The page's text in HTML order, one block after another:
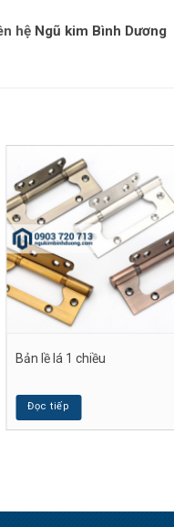
hệ Ngũ kim Bình Dương
Bản lề lá 1 chiều
Đọc tiếp